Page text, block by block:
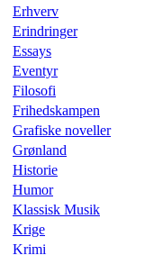
Erhverv
Erindringer
Essays
Eventyr
Filosofi
Frihedskampen
Grafiske noveller
Grønland
Historie
Humor
Klassisk Musik
Krige
Krimi